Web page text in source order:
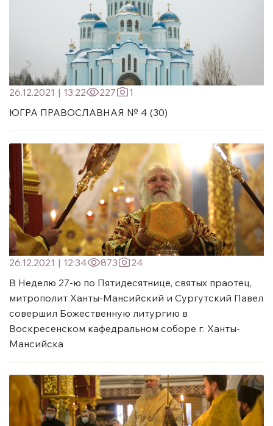
26.12.2021 | 13:22 227
1
ЮГРА ПРАВОСЛАВНАЯ № 4 (30)
26.12.2021 | 12:34 873
24
В Неделю 27-ю по Пятидесятнице, святых праотец,
митрополит Ханты-Мансийский и Сургутский Павел
совершил Божественную литургию в
Воскресенском кафедральном соборе г. Ханты-
Мансийска